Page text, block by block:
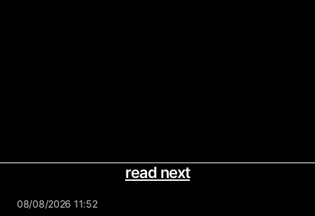
read next
08/08/2026 11:52